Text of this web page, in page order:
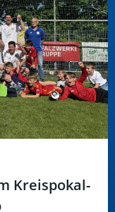
Kreispokal-